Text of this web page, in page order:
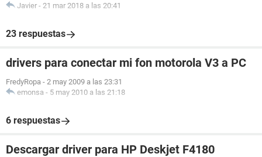
Javier - 21 mar 2018 a las 20:41
23 respuestas
drivers para conectar mi fon motorola V3 a PC
FredyRopa - 2 may 2009 a las 23:31
emonsa - 5 may 2010 a las 21:18
6 respuestas
Descargar driver para HP Deskjet F4180